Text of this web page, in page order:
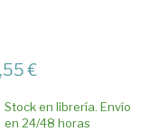
€
Stock en librería. Envío
en 24/48 horas